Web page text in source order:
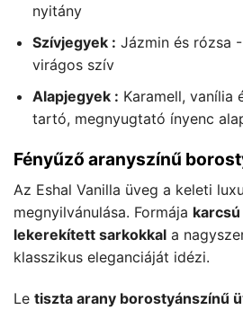
nyitány
Szívjegyek : Jázmin és rózsa
virágos szív
Alapjegyek : Karamell, vanília
tartó, megnyugtató ínyenc
Fényűző aranyszínű
Az Eshal Vanilla üveg a keleti
megnyilvánulása. Formája
lekerekített sarkokkal a
klasszikus eleganciáját idézi.
Le tiszta arany borostyánszínű